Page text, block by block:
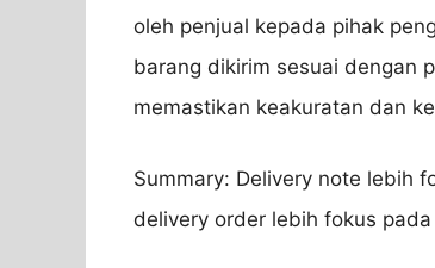
oleh penjual kepada pihak
barang dikirim sesuai dengan
memastikan keakuratan dan
Summary: Delivery note lebih
delivery order lebih fokus